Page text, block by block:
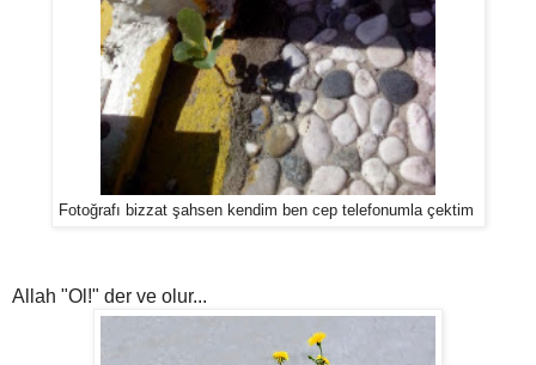
Fotoğrafı bizzat şahsen kendim ben cep telefonumla çektim
Allah "Ol!" der ve olur...